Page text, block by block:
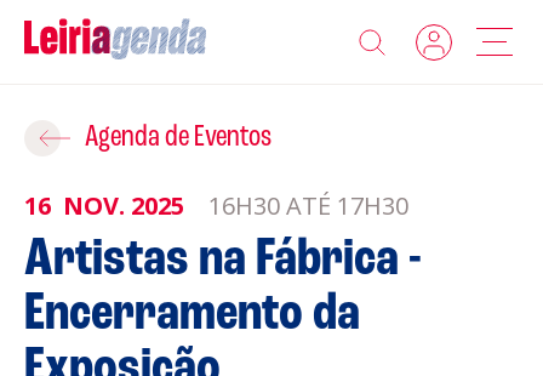
Agenda
Sobre a Leiriagenda
Promotores
Clubes Desportivos
Agenda de Eventos
16 NOV. 2025 16H30 ATÉ 17H30
Artistas na Fábrica -
Encerramento da
Adicionar ao Roteiro
ROTEIROS EXISTENTES
CRIAR NOVO